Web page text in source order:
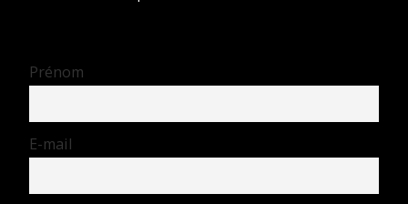
Prénom
E-mail